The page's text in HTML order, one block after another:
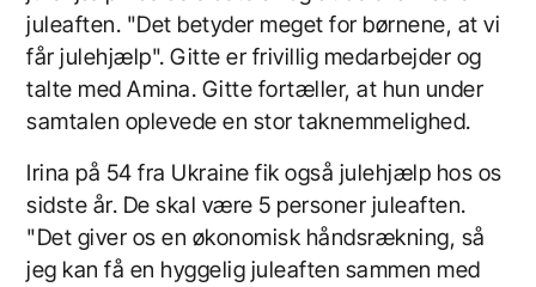
juleaften. "Det betyder meget for børnene, at vi
får julehjælp". Gitte er frivillig medarbejder og
talte med Amina. Gitte fortæller, at hun under
samtalen oplevede en stor taknemmelighed.
Irina på 54 fra Ukraine fik også julehjælp hos os
sidste år. De skal være 5 personer juleaften.
"Det giver os en økonomisk håndsrækning, så
jeg kan få en hyggelig juleaften sammen med